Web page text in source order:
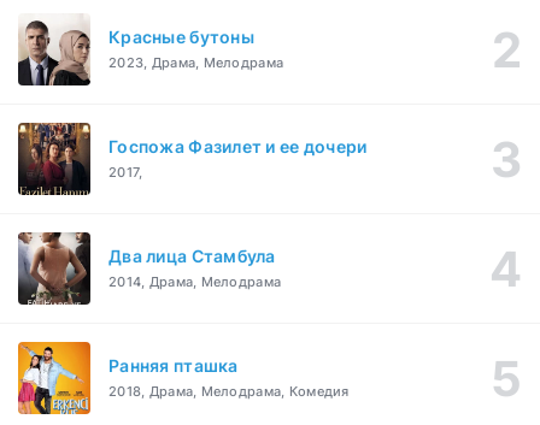
Красные бутоны
2023, Драма, Мелодрама
Госпожа Фазилет и ее дочери
2017,
Два лица Стамбула
2014, Драма, Мелодрама
Ранняя пташка
2018, Драма, Мелодрама, Комедия